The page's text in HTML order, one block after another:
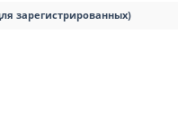
зарегистрированных)